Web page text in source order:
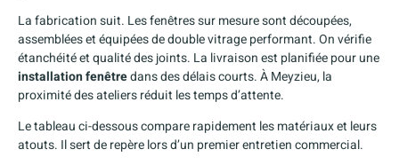
La fabrication suit. Les fenêtres sur mesure sont découpées,
assemblées et équipées de double vitrage performant. On vérifie
étanchéité et qualité des joints. La livraison est planifiée pour une
installation fenêtredans des délais courts. À Meyzieu, la
proximité des ateliers réduit les temps d’attente.
Le tableau ci-dessous compare rapidement les matériaux et leurs
atouts. Il sert de repère lors d’un premier entretien commercial.